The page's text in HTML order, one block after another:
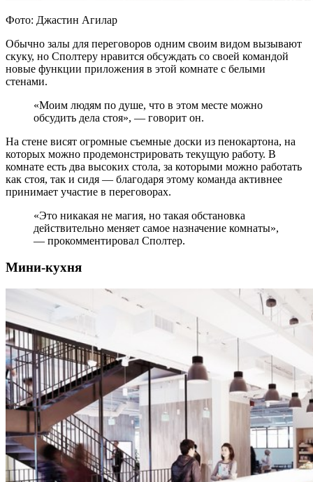
Фото: Джастин Агилар
Обычно залы для переговоров одним своим видом вызывают
скуку, но Сполтеру нравится обсуждать со своей командой
новые функции приложения в этой комнате с белыми
стенами.
«Моим людям по душе, что в этом месте можно
обсудить дела стоя», — говорит он.
На стене висят огромные съемные доски из пенокартона, на
которых можно продемонстрировать текущую работу. В
комнате есть два высоких стола, за которыми можно работать
как стоя, так и сидя — благодаря этому команда активнее
принимает участие в переговорах.
«Это никакая не магия, но такая обстановка
действительно меняет самое назначение комнаты»,
— прокомментировал Сполтер.
Мини-кухня